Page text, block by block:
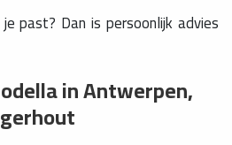
past? Dan is persoonlijk advies
in Antwerpen,